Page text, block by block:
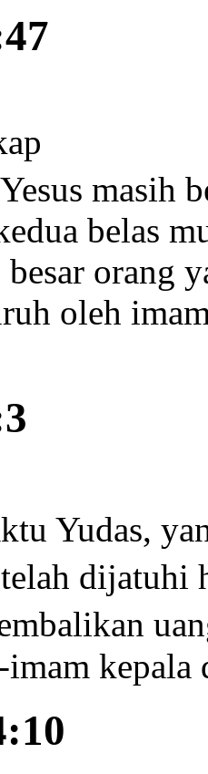
masih
belas
orang
oleh
Yudas,
dijatuhi
kepala